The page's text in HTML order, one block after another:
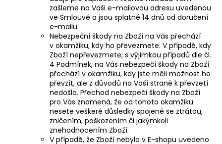
zašleme na Vaši e-mailovou adresu uvedenou
ve Smlouvě a jsou splatné 14 dnů od doručení
e-mailu.
Nebezpeční škody na Zboží na Vás přechází
v okamžiku, kdy ho převezmete. V případě, kdy
Zboží nepřevezmete, s výjimkou případů dle čl.
4 Podmínek, na Vás nebezpečí škody na Zboží
přechází v okamžiku, kdy jste měli možnost ho
převzít, ale z důvodů na Vaší straně k převzetí
nedošlo. Přechod nebezpečí škody na Zboží
pro Vás znamená, že od tohoto okamžiku
nesete veškeré důsledky spojené se ztrátou,
zničením, poškozením či jakýmkoli
znehodnocením Zboží.
V případě, že Zboží nebylo v E-shopu uvedeno